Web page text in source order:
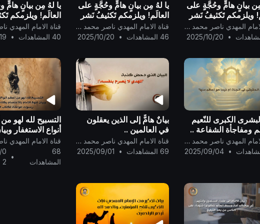
مِن بيانٍ هامٍّ وحُجَّةٍ على
ويلزمكم تَكثيفُ نَشرِ
وسيكفيكم الله
..الجزء الثالث
قناة الامام المهدي ناصر محمد اليماني
•
2025/10/20
يا لهُ مِن بيانٍ هامٍّ وحُجَّةٍ على
العالَم! ويلزمكم تَكثيفُ نَشرِ
هذا البيان، وسيكفيكم الله
المُستهزئين.. الجزء الثاني
قناة الامام المهدي ناصر محمد اليماني
46 المشاهدات
•
2025/10/20
يا لهُ مِن بيانٍ
العالَم! ويلزمكم
هذا البيان،
المُستهزئين..
40 المشاهدات
•
الكبرى للنّعيم
ومفاجأة الشفاعة ..
قناة الامام المهدي ناصر محمد اليماني
•
2025/09/04
بيانٌ هامٌّ إلى الذين يعقلون
في العالمين ..
قناة الامام المهدي ناصر محمد اليماني
69 المشاهدات
•
2025/09/01
التسبيح لله لهو
أنواع الاستغفار
الإمام بالاعتصام
وسُنَّة رسوله
الله ..
68
المشاهدات
•
0
2